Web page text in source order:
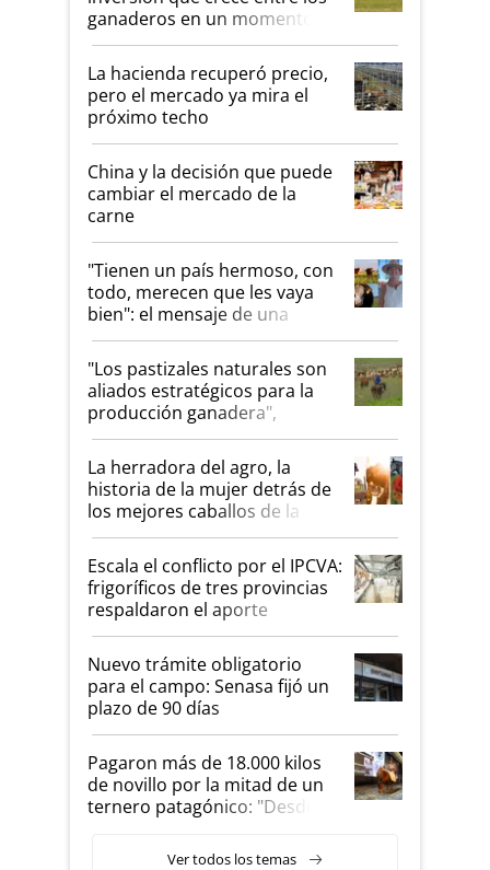
ganaderos en un momento
histórico para la actividad
La hacienda recuperó precio,
pero el mercado ya mira el
próximo techo
China y la decisión que puede
cambiar el mercado de la
carne
"Tienen un país hermoso, con
todo, merecen que les vaya
bien": el mensaje de una
ganadera uruguaya sobre las
oportunidades que se abren
para el agro en Argentina, con
foco en la carne
"Los pastizales naturales son
aliados estratégicos para la
producción ganadera",
destaca la iniciativa que ya
reúne a 46 establecimientos
en Argentina
La herradora del agro, la
historia de la mujer detrás de
los mejores caballos de la
Argentina y los mitos que
todavía hacen sufrir a estos
animales: "Mientras me
descalificaban, yo seguí
haciendo currículum"
Escala el conflicto por el IPCVA:
frigoríficos de tres provincias
respaldaron el aporte
obligatorio
Nuevo trámite obligatorio
para el campo: Senasa fijó un
plazo de 90 días
Pagaron más de 18.000 kilos
de novillo por la mitad de un
ternero patagónico: "Desde
llamar la atención"
Ver todos los temas